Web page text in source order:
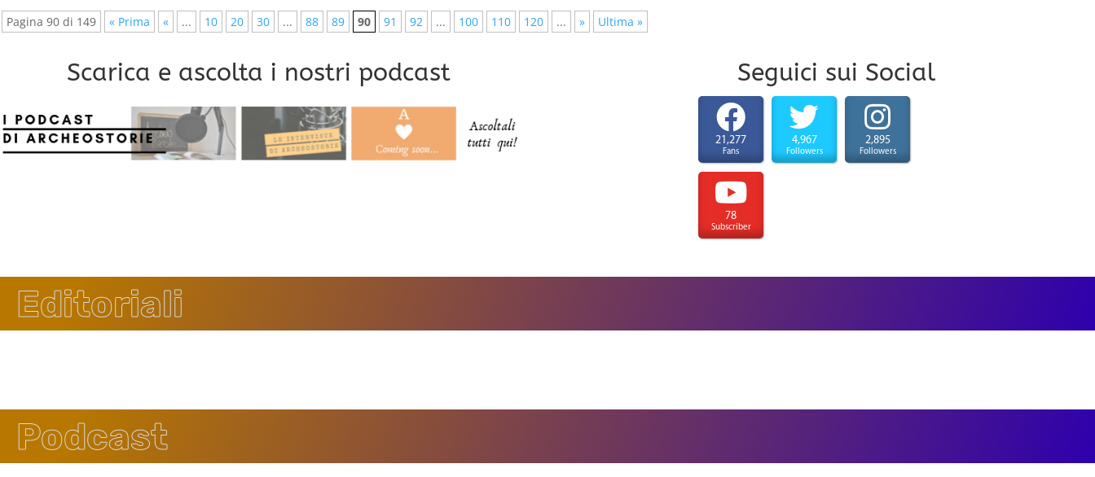
Pagina 90 di 149 « Prima « ... 10 20 30 ... 88 89 90 91 92 ... 100 110 120 ... » Ultima »
Scarica e ascolta i nostri podcast Seguici sui Social
21,277
Fans
4,967
Followers
2,895
Followers
78
Subscriber
Editoriali
Podcast